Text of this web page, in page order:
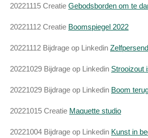
20221115 Creatie Gebodsborden om te
20221112 Creatie Boomspiegel 2022
20221112 Bijdrage op Linkedin
20221029 Bijdrage op Linkedin Strooizout
20221029 Bijdrage op Linkedin Boom
20221015 Creatie Maquette studio
20221004 Bijdrage op Linkedin Kunst in